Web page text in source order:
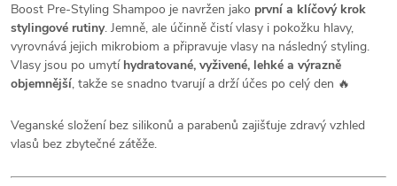
Boost Pre-Styling Shampoo je navržen jako první a klíčový krok
stylingové rutiny. Jemně, ale účinně čistí vlasy i pokožku hlavy,
vyrovnává jejich mikrobiom a připravuje vlasy na následný styling.
Vlasy jsou po umytí hydratované, vyživené, lehké a výrazně
objemnější, takže se snadno tvarují a drží účes po celý den 🔥
Veganské složení bez silikonů a parabenů zajišťuje zdravý vzhled
vlasů bez zbytečné zátěže.